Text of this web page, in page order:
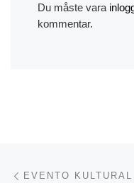
Du måste vara
kommentar.
EVENTO